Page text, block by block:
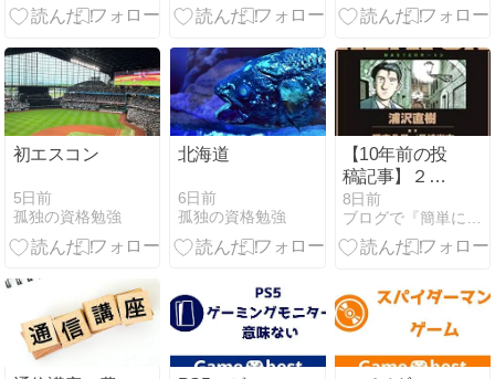
「価値の記
動経済学3理
論の実装
の体験をデザ
る？難易度・
かし方
初エスコン
5日前
孤独の資格勉強
北海道
6日前
孤独の資格勉強
【10年前の投
稿記事】２度
目の震災〜」
さあそれでは
諸君、授業を
と15分ある。
8日前
ブログで『簡単に』学ぶ！簿記検定と税理士試験＆公認会計士試験